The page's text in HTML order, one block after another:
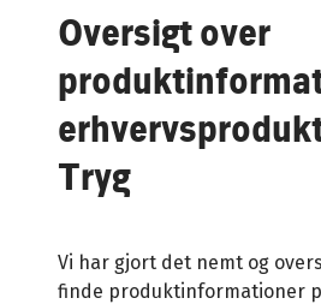
Oversigt over
Tryg
Vi har gjort det nemt og
finde produktinformationer